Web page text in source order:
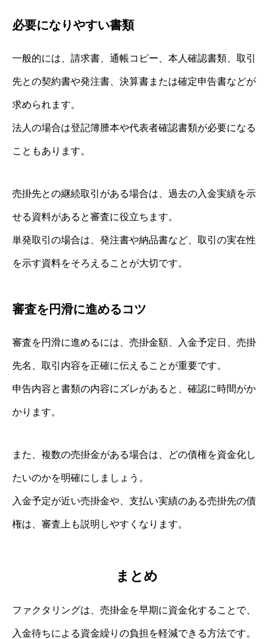
必要になりやすい書類
一般的には、請求書、通帳コピー、本人確認書類、取引
先との契約書や発注書、決算書または確定申告書などが
求められます。
法人の場合は登記簿謄本や代表者確認書類が必要になる
こともあります。
売掛先との継続取引がある場合は、過去の入金実績を示
せる資料があると審査に役立ちます。
単発取引の場合は、発注書や納品書など、取引の実在性
を示す資料をそろえることが大切です。
審査を円滑に進めるコツ
審査を円滑に進めるには、売掛金額、入金予定日、売掛
先名、取引内容を正確に伝えることが重要です。
申告内容と書類の内容にズレがあると、確認に時間がか
かります。
また、複数の売掛金がある場合は、どの債権を資金化し
たいのかを明確にしましょう。
入金予定が近い売掛金や、支払い実績のある売掛先の債
権は、審査上も説明しやすくなります。
まとめ
ファクタリングは、売掛金を早期に資金化することで、
入金待ちによる資金繰りの負担を軽減できる方法です。